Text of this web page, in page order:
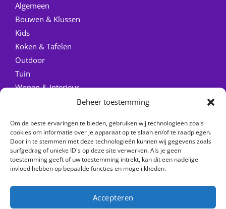
Beheer toestemming
Om de beste ervaringen te bieden, gebruiken wij technologieën zoals
cookies om informatie over je apparaat op te slaan en/of te raadplegen.
Door in te stemmen met deze technologieën kunnen wij gegevens zoals
surfgedrag of unieke ID's op deze site verwerken. Als je geen
toestemming geeft of uw toestemming intrekt, kan dit een nadelige
invloed hebben op bepaalde functies en mogelijkheden.
Accepteren
Algemeen
Bouwen & Klussen
Kids
Koken & Tafelen
Outdoor
Tuin
Wonen & Interieur
Home
Over ons
Contact